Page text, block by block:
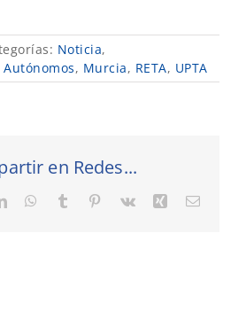
Noticia,
Autónomos, Murcia, RETA, UPTA
en Redes...
LinkedInWhatsApp
Tumblr Pinterest
Vk XingCorreo